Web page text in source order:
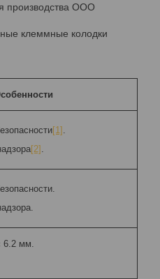
производства ООО
клеммные колодки
[1] .
[2] .
6.2 мм.